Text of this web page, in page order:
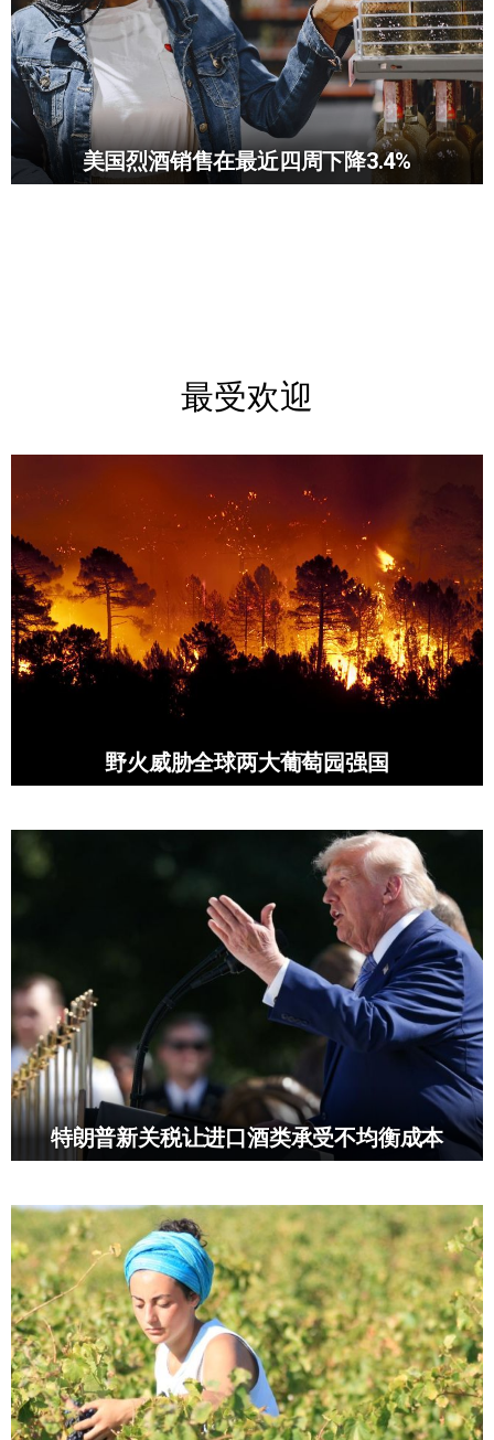
美国烈酒销售在最近四周下降3.4%
最受欢迎
野火威胁全球两大葡萄园强国
特朗普新关税让进口酒类承受不均衡成本